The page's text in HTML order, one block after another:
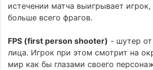
истечении матча выигрывает
больше всего фрагов.
FPS (first person shooter) - шутер от
лица. Игрок при этом смотрит на
мир как бы глазами своего